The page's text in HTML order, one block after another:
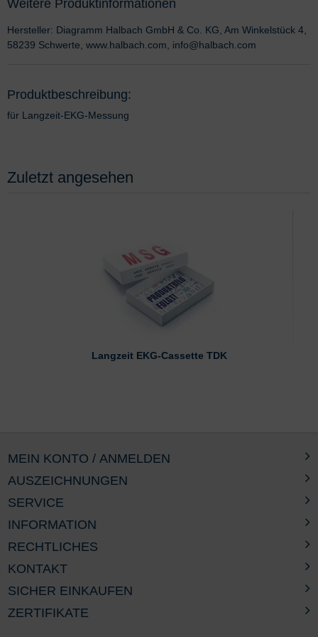
Weitere Produktinformationen
Hersteller: Diagramm Halbach GmbH & Co. KG, Am Winkelstück 4,
58239 Schwerte, www.halbach.com, info@halbach.com
Produktbeschreibung:
für Langzeit-EKG-Messung
Zuletzt angesehen
Langzeit EKG-Cassette TDK
AUSZEICHNUNGEN
SERVICE
INFORMATION
RECHTLICHES
MEIN KONTO / ANMELDEN
KONTAKT
SICHER EINKAUFEN
ZERTIFIKATE